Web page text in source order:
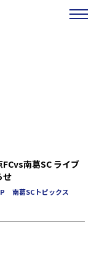
南葛SC ライブ
せ
南葛SCトピックス